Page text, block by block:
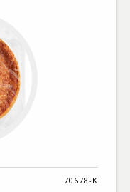
70678-K